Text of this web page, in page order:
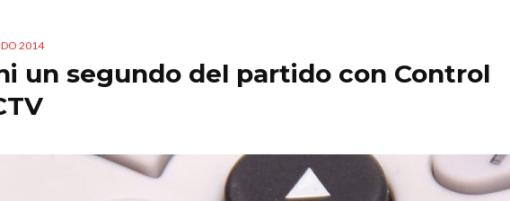
2014
un segundo del partido con Control